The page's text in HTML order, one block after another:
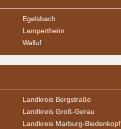
Egelsbach
Lampertheim
Walluf
Landkreis Bergstraße
Landkreis Groß-Gerau
Landkreis Marburg-Biedenkopf